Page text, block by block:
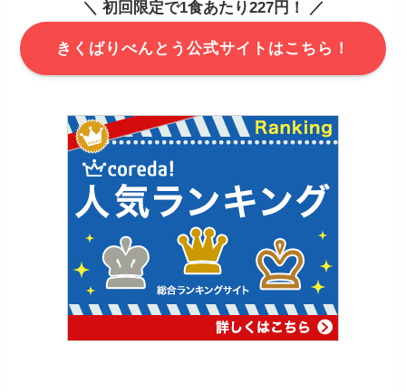
＼ 初回限定で1食あたり227円！ ／
きくばりべんとう公式サイトはこちら！